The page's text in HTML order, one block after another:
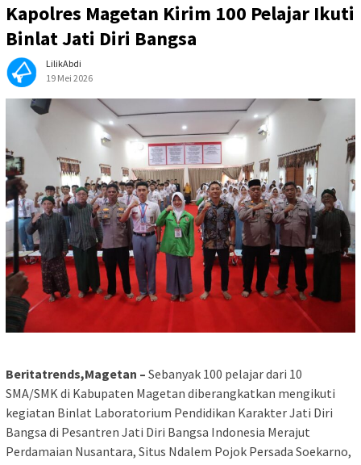
Kapolres Magetan Kirim 100 Pelajar Ikuti
Binlat Jati Diri Bangsa
LilikAbdi
19 Mei 2026
Beritatrends,Magetan – Sebanyak 100 pelajar dari 10
SMA/SMK di Kabupaten Magetan diberangkatkan mengikuti
kegiatan Binlat Laboratorium Pendidikan Karakter Jati Diri
Bangsa di Pesantren Jati Diri Bangsa Indonesia Merajut
Perdamaian Nusantara, Situs Ndalem Pojok Persada Soekarno,